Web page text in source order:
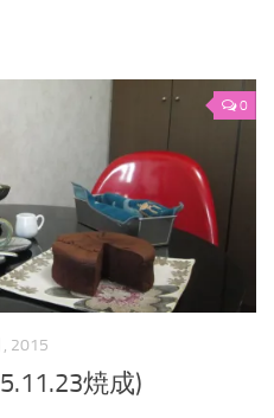
0
2015
焼成)